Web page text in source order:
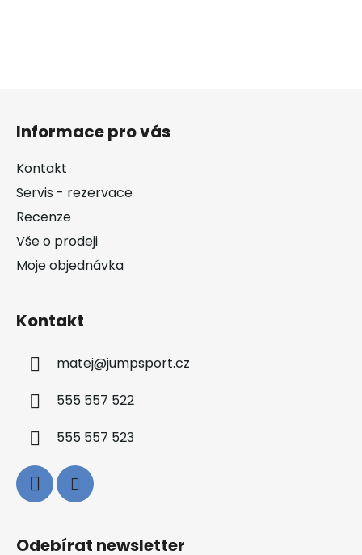
Informace pro vás
Kontakt
Servis - rezervace
Recenze
Vše o prodeji
Moje objednávka
Kontakt
matej@jumpsport.cz
555 557 522
555 557 523
Odebírat newsletter